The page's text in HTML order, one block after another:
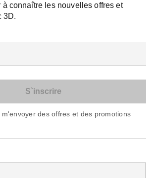
à connaître les nouvelles offres et
3D.
des offres et des promotions